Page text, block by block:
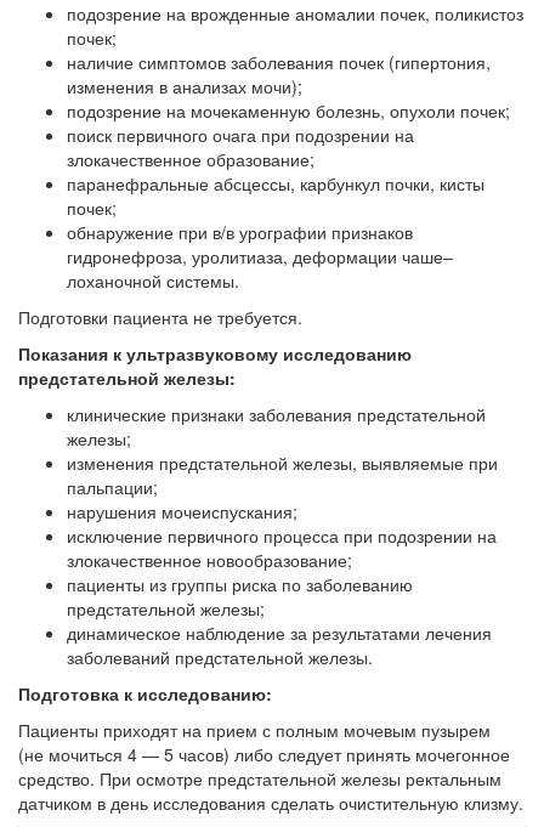
подозрение на врожденные аномалии почек, поликистоз
почек;
наличие симптомов заболевания почек (гипертония,
изменения в анализах мочи);
подозрение на мочекаменную болезнь, опухоли почек;
поиск первичного очага при подозрении на
злокачественное образование;
паранефральные абсцессы, карбункул почки, кисты
почек;
обнаружение при в/в урографии признаков
гидронефроза, уролитиаза, деформации чаше–
лоханочной системы.
Подготовки пациента не требуется.
Показания к ультразвуковому исследованию
предстательной железы:
клинические признаки заболевания предстательной
железы;
изменения предстательной железы, выявляемые при
пальпации;
нарушения мочеиспускания;
исключение первичного процесса при подозрении на
злокачественное новообразование;
пациенты из группы риска по заболеванию
предстательной железы;
динамическое наблюдение за результатами лечения
заболеваний предстательной железы.
Подготовка к исследованию:
Пациенты приходят на прием с полным мочевым пузырем
(не мочиться 4 — 5 часов) либо следует принять мочегонное
средство. При осмотре предстательной железы ректальным
датчиком в день исследования сделать очистительную клизму.